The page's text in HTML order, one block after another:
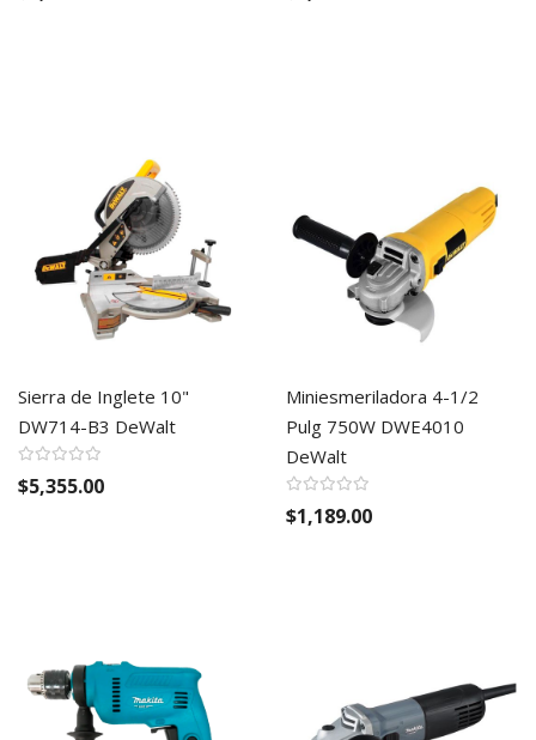
Sierra de Inglete 10"
DW714-B3 DeWalt
$5,355.00
Miniesmeriladora 4-1/2
Pulg 750W DWE4010
DeWalt
$1,189.00